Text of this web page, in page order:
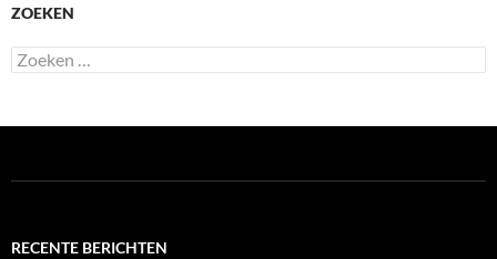
ZOEKEN
Zoeken
naar:
RECENTE BERICHTEN